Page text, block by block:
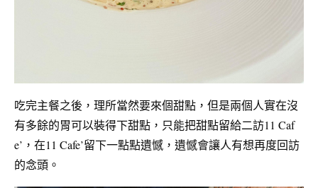
吃完主餐之後，理所當然要來個甜點，但是兩個人實在沒
有多餘的胃可以裝得下甜點，只能把甜點留給二訪11 Caf
e’，在11 Cafe’留下一點點遺憾， 遺憾會讓人有想再度回訪
的念頭。